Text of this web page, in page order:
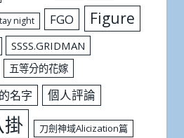
night FGO Figure
SSSS.GRIDMAN
五等分的花嫁
名字 個人評論
掛 刀劍神域Alicization篇